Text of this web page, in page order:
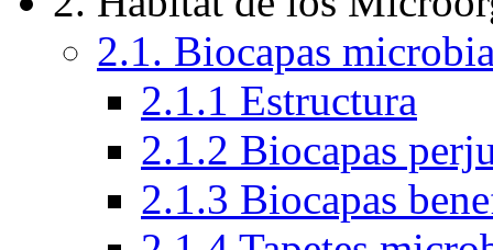
2.1. Biocapas
2.1.1 Estructura
2.1.2 Biocapas
2.1.3 Biocapas